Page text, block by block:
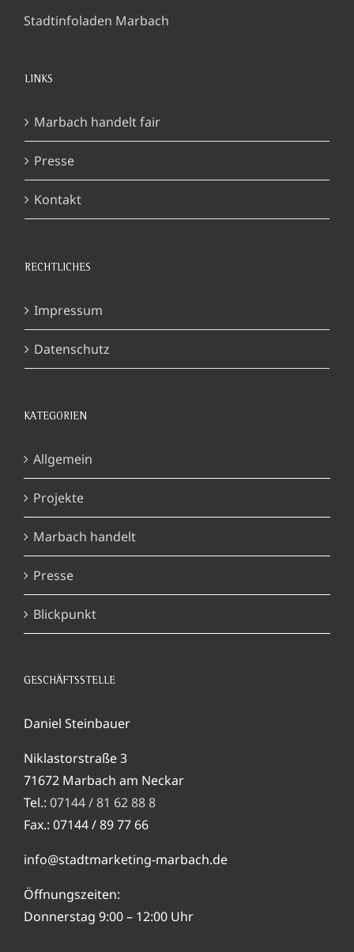
Stadtinfoladen Marbach
LINKS
Marbach handelt fair
Presse
Kontakt
RECHTLICHES
Impressum
Datenschutz
KATEGORIEN
Allgemein
Projekte
Marbach handelt
Presse
Blickpunkt
GESCHÄFTSSTELLE
Daniel Steinbauer
Niklastorstraße 3
71672 Marbach am Neckar
Tel.: 07144 / 81 62 88 8
Fax.: 07144 / 89 77 66
info@stadtmarketing-marbach.de
Öffnungszeiten:
Donnerstag 9:00 – 12:00 Uhr